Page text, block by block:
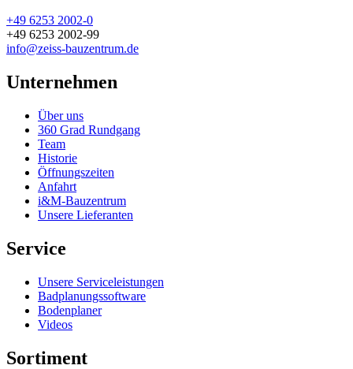
+49 6253 2002-0
+49 6253 2002-99
info@zeiss-bauzentrum.de
Unternehmen
Über uns
360 Grad Rundgang
Team
Historie
Öffnungszeiten
Anfahrt
i&M-Bauzentrum
Unsere Lieferanten
Service
Unsere Serviceleistungen
Badplanungssoftware
Bodenplaner
Videos
Sortiment